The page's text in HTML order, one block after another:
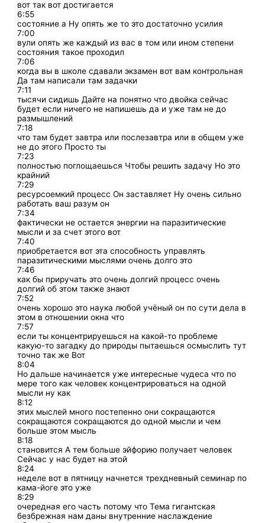
вот так вот достигается
6:55
состояние а Ну опять же то это достаточно усилия
7:00
вули опять же каждый из вас в том или ином степени
состояния такое проходил
7:06
когда вы в школе сдавали экзамен вот вам контрольная
Да там написали там задачки
7:11
тысячи сидишь Дайте на понятно что двойка сейчас
будет если ничего не напишешь да и уже там не до
размышлений
7:18
что там будет завтра или послезавтра или в общем уже
не до этого Просто ты
7:23
полностью поглощаешься Чтобы решить задачу Но это
крайний
7:29
ресурсоемкий процесс Он заставляет Ну очень сильно
работать ваш разум он
7:34
фактически не остается энергии на паразитические
мысли и за счет этого вот
7:40
приобретается вот эта способность управлять
паразитическими мыслями очень долго это
7:46
как бы приручать это очень долгий процесс очень
долгий об этом также знают
7:52
очень хорошо это наука любой учёный он по сути дела в
этом в отношении окна что
7:57
если ты концентрируешься на какой-то проблеме
какую-то загадку до природы пытаешься осмыслить тут
точно так же Вот
8:04
Но дальше начинается уже интересные чудеса что по
мере того как человек концентрироваться на одной
мысли ну как
8:12
этих мыслей много постепенно они сокращаются
сокращаются сокращаются до одной мысли и чем
больше этом мысль
8:18
становится А тем больше эйфорию получает человек
Сейчас у нас будет на этой
8:24
неделе вот в пятницу начнется трехдневный семинар по
кама-йоге это уже
8:29
очередная его часть потому что Тема гигантская
безбрежная нам даны внутренние наслаждение